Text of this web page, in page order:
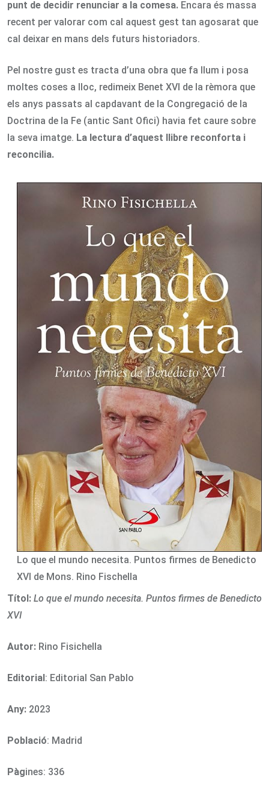
punt de decidir renunciar a la comesa. Encara és massa
recent per valorar com cal aquest gest tan agosarat que
cal deixar en mans dels futurs historiadors.
Pel nostre gust es tracta d’una obra que fa llum i posa
moltes coses a lloc, redimeix Benet XVI de la rèmora que
els anys passats al capdavant de la Congregació de la
Doctrina de la Fe (antic Sant Ofici) havia fet caure sobre
la seva imatge. La lectura d’aquest llibre reconforta i
reconcilia.
Lo que el mundo necesita. Puntos firmes de Benedicto
XVI de Mons. Rino Fischella
Títol: Lo que el mundo necesita. Puntos firmes de Benedicto
XVI
Autor: Rino Fisichella
Editorial: Editorial San Pablo
Any: 2023
Població: Madrid
Pàgines: 336